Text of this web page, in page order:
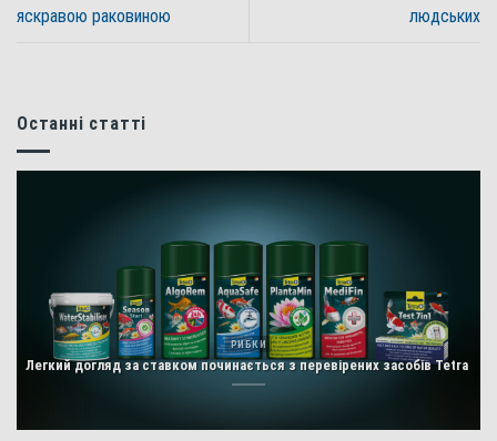
яскравою раковиною людських
Останні статті
РИБКИ
Легкий догляд за ставком починається з перевірених засобів Tetra